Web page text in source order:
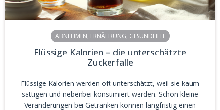
ABNEHMEN, ERNÄHRUNG, GESUNDHEIT
Flüssige Kalorien – die unterschätzte
Zuckerfalle
Flüssige Kalorien werden oft unterschätzt, weil sie kaum
sättigen und nebenbei konsumiert werden. Schon kleine
Veränderungen bei Getränken können langfristig einen